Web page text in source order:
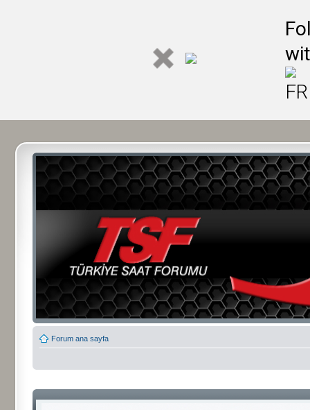
Forum ana sayfa